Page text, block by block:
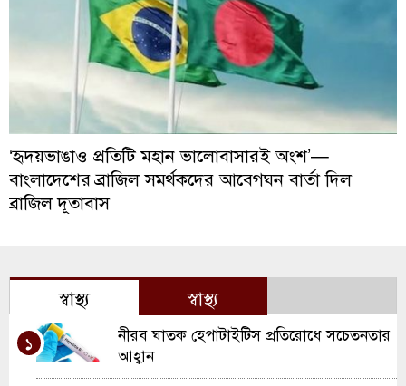
‘হৃদয়ভাঙাও প্রতিটি মহান ভালোবাসারই অংশ’—
বাংলাদেশের ব্রাজিল সমর্থকদের আবেগঘন বার্তা দিল
ব্রাজিল দূতাবাস
স্বাস্থ্য স্বাস্থ্য
১
নীরব ঘাতক হেপাটাইটিস প্রতিরোধে সচেতনতার
আহ্বান